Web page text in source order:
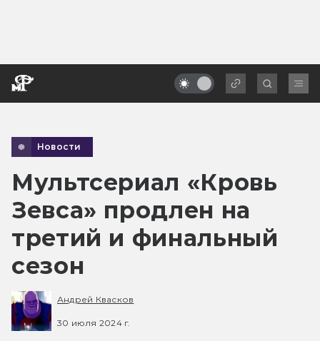
Новости
Мультсериал «Кровь
Зевса» продлен на
третий и финальный
сезон
Андрей Квасков
30 июля 2024 г.